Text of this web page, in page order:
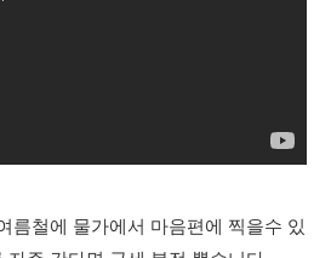
름철에 물가에서 마음편에 찍을수 있